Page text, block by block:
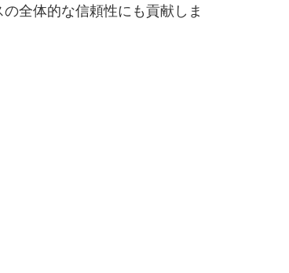
全体的な信頼性にも貢献しま